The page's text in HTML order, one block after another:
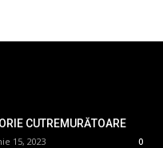
CUTREMURĂTOARE
15, 2023 0